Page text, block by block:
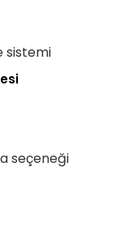
sistemi
seçeneği